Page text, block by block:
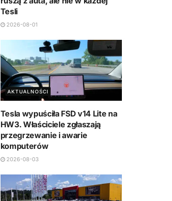
Tesli
2026-08-01
AKTUALNOŚCI
Tesla wypuściła FSD v14 Lite na
HW3. Właściciele zgłaszają
przegrzewanie i awarie
komputerów
2026-08-03